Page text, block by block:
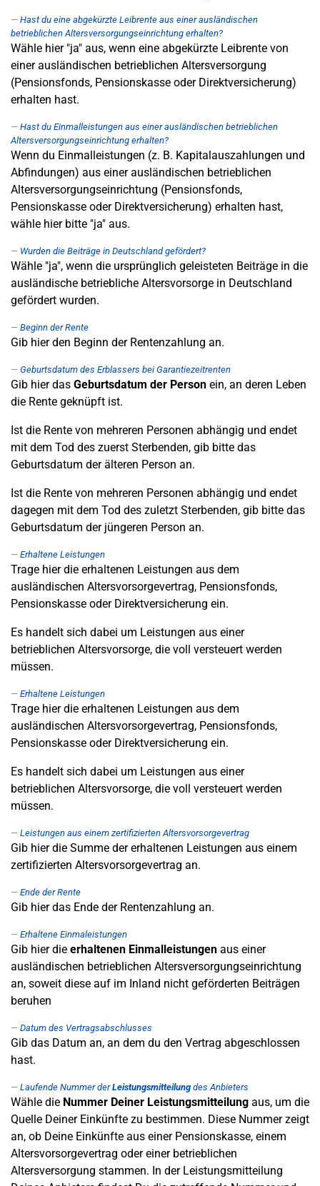
Hast du eine abgekürzte Leibrente aus einer ausländischen
betrieblichen Altersversorgungseinrichtung erhalten?
Wähle hier "ja" aus, wenn eine abgekürzte Leibrente von
einer ausländischen betrieblichen Altersversorgung
(Pensionsfonds, Pensionskasse oder Direktversicherung)
erhalten hast.
Hast du Einmalleistungen aus einer ausländischen betrieblichen
Altersversorgungseinrichtung erhalten?
Wenn du Einmalleistungen (z. B. Kapitalauszahlungen und
Abfindungen) aus einer ausländischen betrieblichen
Altersversorgungseinrichtung (Pensionsfonds,
Pensionskasse oder Direktversicherung) erhalten hast,
wähle hier bitte "ja" aus.
Wurden die Beiträge in Deutschland gefördert?
Wähle "ja", wenn die ursprünglich geleisteten Beiträge in die
ausländische betriebliche Altersvorsorge in Deutschland
gefördert wurden.
Beginn der Rente
Gib hier den Beginn der Rentenzahlung an.
Geburtsdatum des Erblassers bei Garantiezeitrenten
Gib hier das Geburtsdatum der Person ein, an deren Leben
die Rente geknüpft ist.
Ist die Rente von mehreren Personen abhängig und endet
mit dem Tod des zuerst Sterbenden, gib bitte das
Geburtsdatum der älteren Person an.
Ist die Rente von mehreren Personen abhängig und endet
dagegen mit dem Tod des zuletzt Sterbenden, gib bitte das
Geburtsdatum der jüngeren Person an.
Erhaltene Leistungen
Trage hier die erhaltenen Leistungen aus dem
ausländischen Altersvorsorgevertrag, Pensionsfonds,
Pensionskasse oder Direktversicherung ein.
Es handelt sich dabei um Leistungen aus einer
betrieblichen Altersvorsorge, die voll versteuert werden
müssen.
Erhaltene Leistungen
Trage hier die erhaltenen Leistungen aus dem
ausländischen Altersvorsorgevertrag, Pensionsfonds,
Pensionskasse oder Direktversicherung ein.
Es handelt sich dabei um Leistungen aus einer
betrieblichen Altersvorsorge, die voll versteuert werden
müssen.
Leistungen aus einem zertifizierten Altersvorsorgevertrag
Gib hier die Summe der erhaltenen Leistungen aus einem
zertifizierten Altersvorsorgevertrag an.
Ende der Rente
Gib hier das Ende der Rentenzahlung an.
Erhaltene Einmaleistungen
Gib hier die erhaltenen Einmalleistungen aus einer
ausländischen betrieblichen Altersversorgungseinrichtung
an, soweit diese auf im Inland nicht geförderten Beiträgen
beruhen
Datum des Vertragsabschlusses
Gib das Datum an, an dem du den Vertrag abgeschlossen
hast.
Laufende Nummer derLeistungsmitteilung des Anbieters
Wähle die Nummer Deiner Leistungsmitteilung aus, um die
Quelle Deiner Einkünfte zu bestimmen. Diese Nummer zeigt
an, ob Deine Einkünfte aus einer Pensionskasse, einem
Altersvorsorgevertrag oder einer betrieblichen
Altersversorgung stammen. In der Leistungsmitteilung